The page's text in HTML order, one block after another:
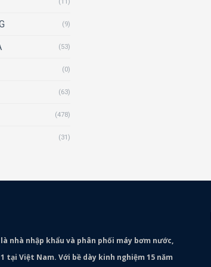
(9)
(53)
(0)
(63)
(478)
(31)
nhà nhập khẩu và phân phối máy bơm nước,
tại Việt Nam. Với bề dày kinh nghiệm 15 năm